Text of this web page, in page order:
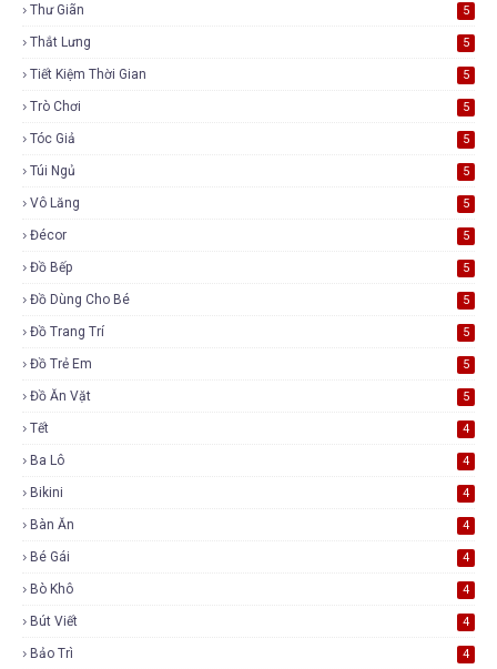
Thư Giãn 5
Thắt Lưng 5
Tiết Kiệm Thời Gian 5
Trò Chơi 5
Tóc Giả 5
Túi Ngủ 5
Vô Lăng 5
Đécor 5
Đồ Bếp 5
Đồ Dùng Cho Bé 5
Đồ Trang Trí 5
Đồ Trẻ Em 5
Đồ Ăn Vặt 5
Tết 4
Ba Lô 4
Bikini 4
Bàn Ăn 4
Bé Gái 4
Bò Khô 4
Bút Viết 4
Bảo Trì 4